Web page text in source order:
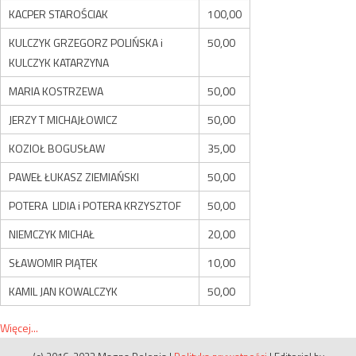
KACPER STAROŚCIAK
100,00
KULCZYK GRZEGORZ POLIŃSKA i
KULCZYK KATARZYNA
50,00
MARIA KOSTRZEWA
50,00
JERZY T MICHAJŁOWICZ
50,00
KOZIOŁ BOGUSŁAW
35,00
PAWEŁ ŁUKASZ ZIEMIAŃSKI
50,00
POTERA LIDIA i POTERA KRZYSZTOF
50,00
NIEMCZYK MICHAŁ
20,00
SŁAWOMIR PIĄTEK
10,00
KAMIL JAN KOWALCZYK
50,00
Więcej...